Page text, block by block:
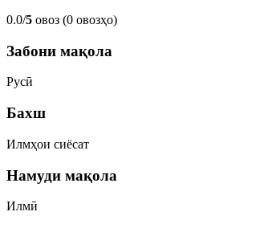
0.0/5 овоз (0 овозҳо)
Забони мақола
Русӣ
Бахш
Илмҳои сиёсат
Намуди мақола
Илмӣ